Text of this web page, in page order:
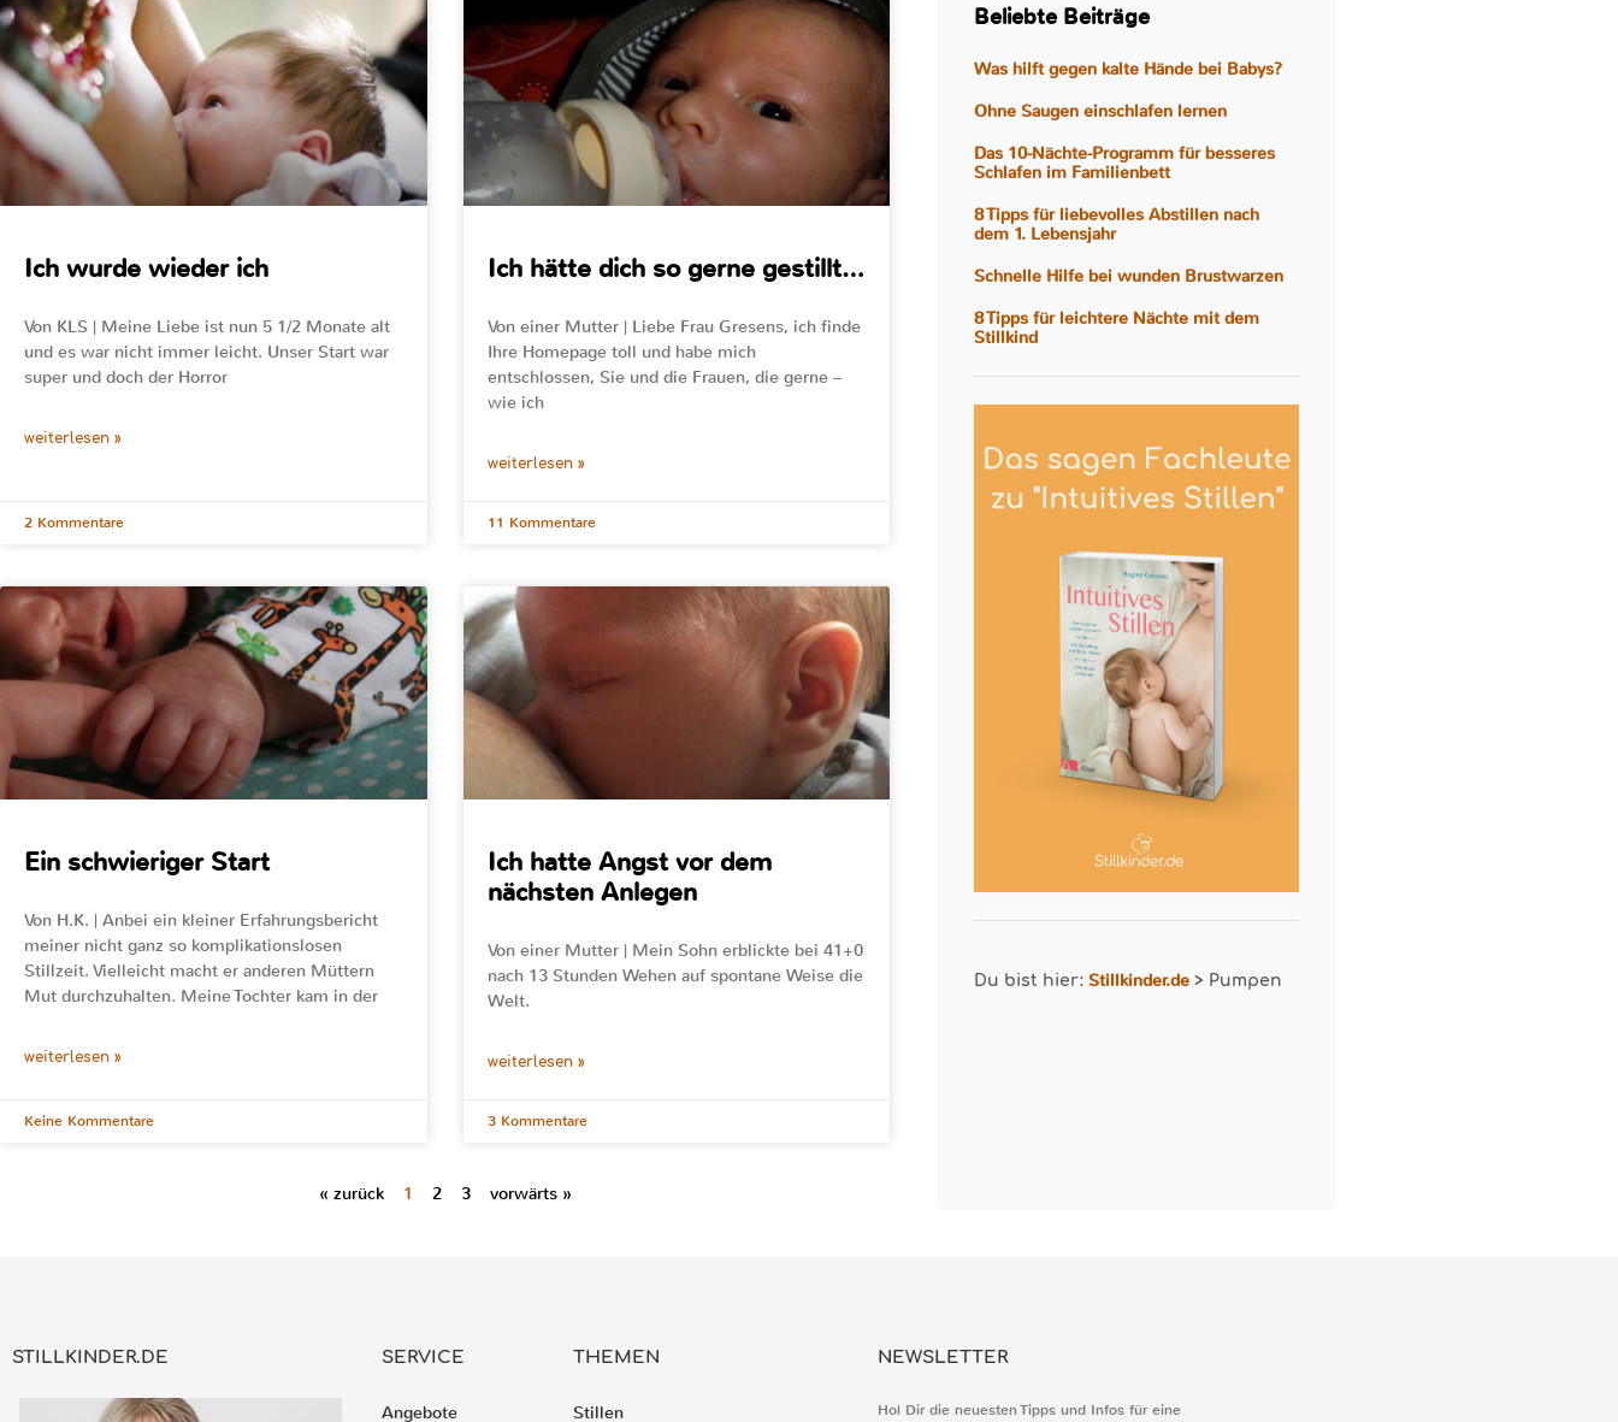
Ich wurde wieder ich
Von KLS | Meine Liebe ist nun 5 1/2 Monate alt
und es war nicht immer leicht. Unser Start war
super und doch der Horror
weiterlesen »
2 Kommentare
Ich hätte dich so gerne gestillt…
Von einer Mutter | Liebe Frau Gresens, ich finde
Ihre Homepage toll und habe mich
entschlossen, Sie und die Frauen, die gerne –
wie ich
weiterlesen »
11 Kommentare
Ein schwieriger Start
Von H.K. | Anbei ein kleiner Erfahrungsbericht
meiner nicht ganz so komplikationslosen
Stillzeit. Vielleicht macht er anderen Müttern
Mut durchzuhalten. Meine Tochter kam in der
weiterlesen »
Keine Kommentare
Ich hatte Angst vor dem
nächsten Anlegen
Von einer Mutter | Mein Sohn erblickte bei 41+0
nach 13 Stunden Wehen auf spontane Weise die
Welt.
weiterlesen »
3 Kommentare
« zurück 1 2 3 vorwärts »
Beliebte Beiträge
Was hilft gegen kalte Hände bei Babys?
Ohne Saugen einschlafen lernen
Das 10-Nächte-Programm für besseres
Schlafen im Familienbett
8 Tipps für liebevolles Abstillen nach
dem 1. Lebensjahr
Schnelle Hilfe bei wunden Brustwarzen
8 Tipps für leichtere Nächte mit dem
Stillkind
Du bist hier:Stillkinder.de > Pumpen
STILLKINDER.DE SERVICE
Angebote
THEMEN
Stillen
NEWSLETTER
Hol Dir die neuesten Tipps und Infos für eine